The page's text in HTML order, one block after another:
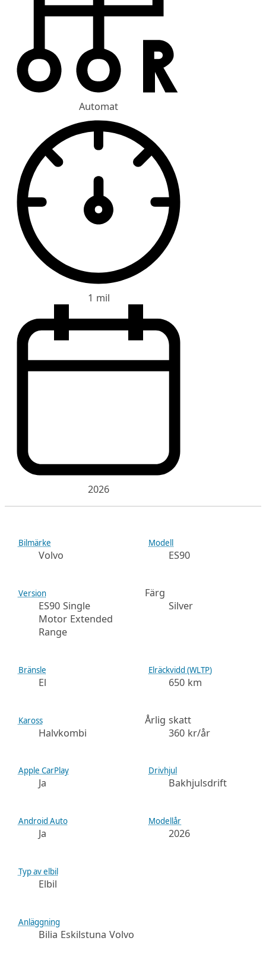
Automat
1 mil
2026
Bilmärke
Volvo
Modell
ES90
Version
ES90 Single
Motor Extended
Range
Färg
Silver
Bränsle
El
Elräckvidd (WLTP)
650 km
Kaross
Halvkombi
Årlig skatt
360 kr/år
Apple CarPlay
Ja
Drivhjul
Bakhjulsdrift
Android Auto
Ja
Modellår
2026
Typ av elbil
Elbil
Anläggning
Bilia Eskilstuna Volvo